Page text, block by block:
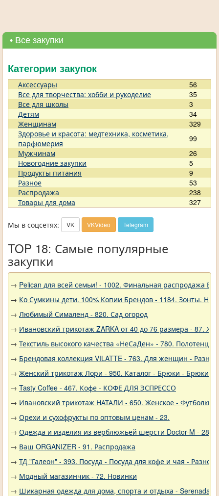
• Все закупки
Категории закупок
Аксессуары
56
Все для творчества: хобби и рукоделие
35
Все для школы
3
Детям
34
Женщинам
329
Здоровье и красота: медтехника, косметика,
парфюмерия
99
Мужчинам
26
Новогодние закупки
5
Продукты питания
9
Разное
53
Распродажа
238
Товары для дома
327
Мы в соцсетях: VK VKVideo Telegram
TOP 18: Самые популярные
закупки
→ Pelican для всей семьи! - 1002. Финальная распродажа
→ Ко Сумкины дети. 100% Копии Брендов - 1184. Зонты.
→ Любимый Сималенд - 820. Сад огород
→ Ивановский трикотаж ZARKA от 40 до 76 размера - 87.
→ Текстиль высокого качества «НеСаДен» - 780.
→ Брендовая коллекция VILATTE - 763. Для женщин - Разное
→ Женский трикотаж Лори - 950. Каталог - Брюки - Брюки
→ Tasty Coffee - 467. Кофе - КОФЕ ДЛЯ ЭСПРЕССО
→ Ивановский трикотаж НАТАЛИ - 650. Женское - Футболки,
→ Орехи и сухофрукты по оптовым ценам - 23.
→ Одежда и изделия из верблюжьей шерсти Doctor-M -
→ Ваш ORGANIZER - 91. Распродажа
→ ТД "Галеон" - 393. Посуда - Посуда для кофе и чая - Разное
→ Модный магазинчик - 72. Новинки
→ Шикарная одежда для дома, спорта и отдыха - Serenada -